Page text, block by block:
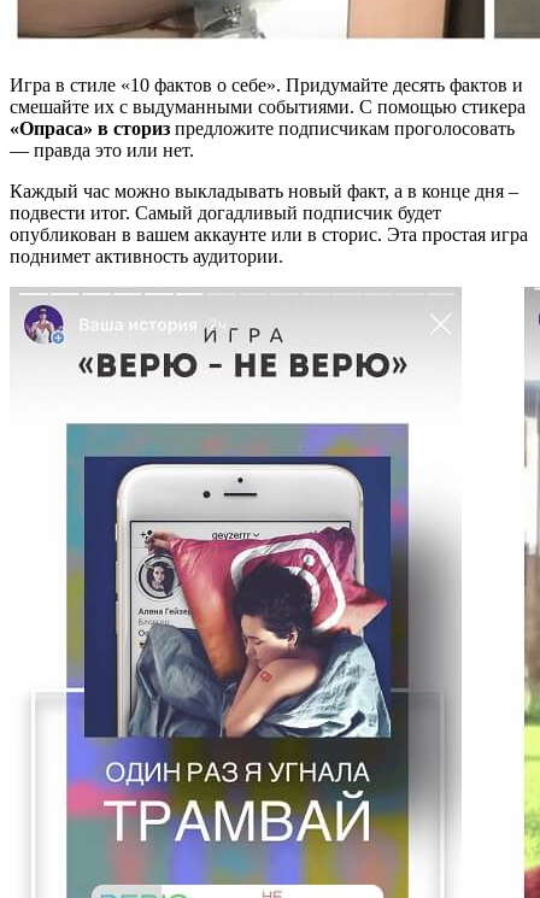
Игра в стиле «10 фактов о себе». Придумайте десять фактов и
смешайте их с выдуманными событиями. С помощью стикера
«Опраса» в сториз предложите подписчикам проголосовать
— правда это или нет.
Каждый час можно выкладывать новый факт, а в конце дня –
подвести итог. Самый догадливый подписчик будет
опубликован в вашем аккаунте или в сторис. Эта простая игра
поднимет активность аудитории.